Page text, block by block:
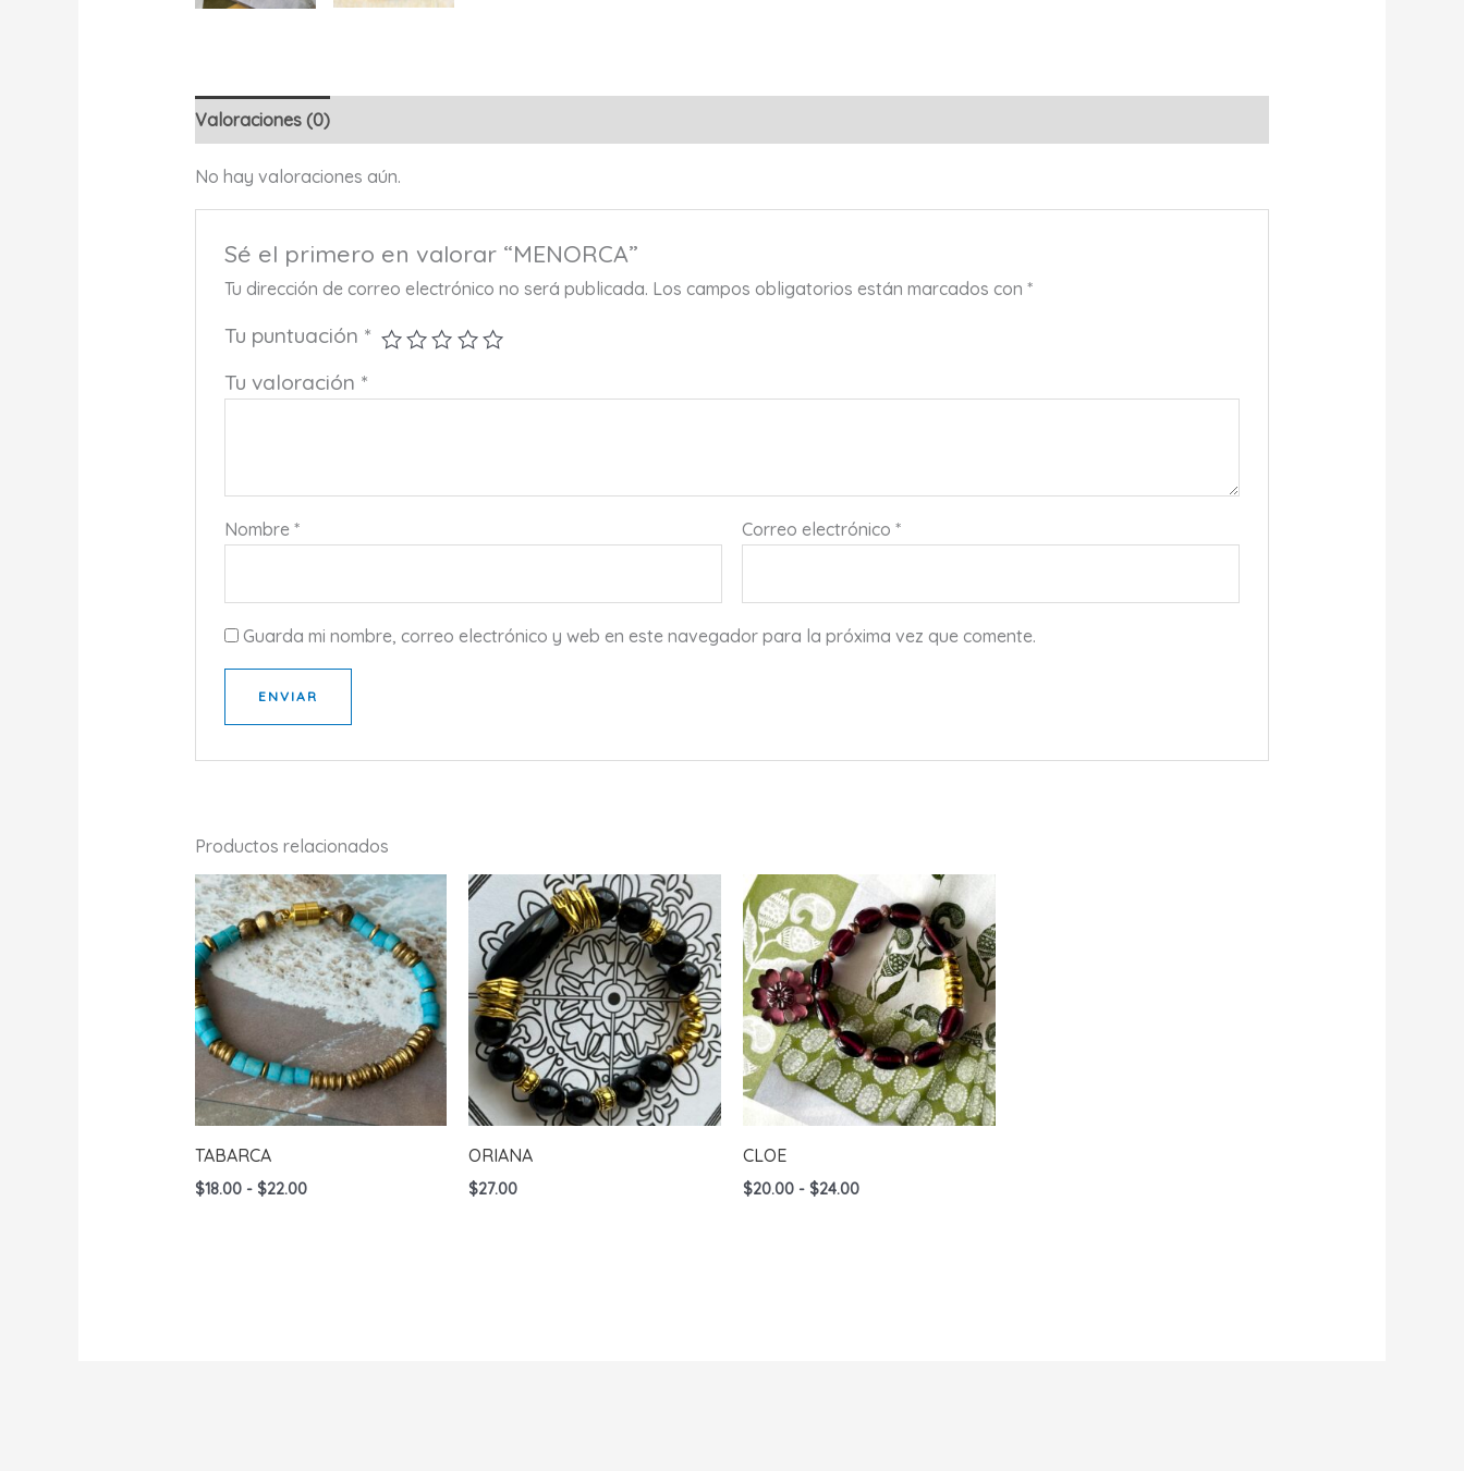
Valoraciones (0)
No hay valoraciones aún.
Sé el primero en valorar “MENORCA”
Tu dirección de correo electrónico no será publicada. Los campos obligatorios están marcados con*
Tu puntuación *
Tu valoración *
Nombre* Correo electrónico*
Guarda mi nombre, correo electrónico y web en este navegador para la próxima vez que comente.
Productos relacionados
TABARCA
$18.00 - $22.00Rango
ORIANA
$27.00
CLOE
$20.00 - $24.00Rango